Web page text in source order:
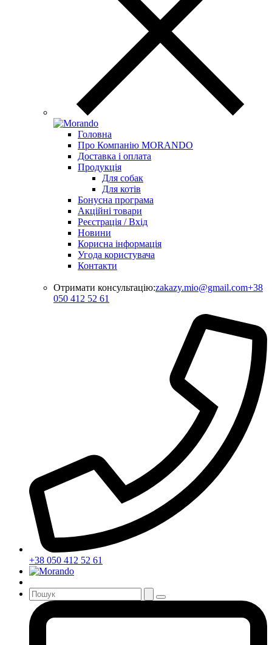
Головна
Про Компанію MORANDO
Доставка і оплата
Продукція
Для собак
Для котів
Бонусна програма
Акційні товари
Реєстрація / Вхід
Новини
Корисна інформація
Угода користувача
Контакти
Отримати консультацію:zakazy.mio@gmail.com+38
050 412 52 61
+38 050 412 52 61